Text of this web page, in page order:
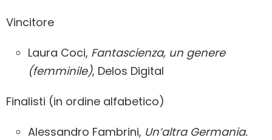
Vincitore
Laura Coci, Fantascienza, un genere
(femminile), Delos Digital
Finalisti (in ordine alfabetico)
Alessandro Fambrini, Un’altra Germania.